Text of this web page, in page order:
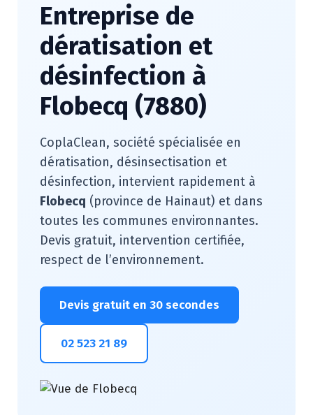
Entreprise de
dératisation et
désinfection à
Flobecq (7880)
CoplaClean, société spécialisée en
dératisation, désinsectisation et
désinfection, intervient rapidement à
Flobecq (province de Hainaut) et dans
toutes les communes environnantes.
Devis gratuit, intervention certifiée,
respect de l’environnement.
Devis gratuit en 30 secondes
02 523 21 89